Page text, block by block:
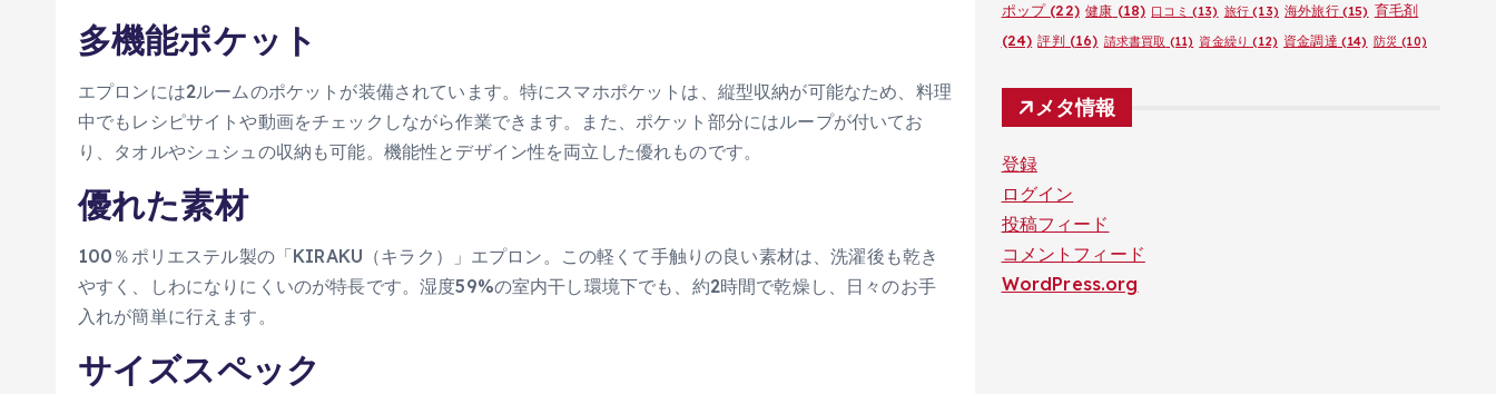
多機能ポケット
エプロンには2ルームのポケットが装備されています。特にスマホポケットは、縦型収納が可能なため、料理
中でもレシピサイトや動画をチェックしながら作業できます。また、ポケット部分にはループが付いてお
り、タオルやシュシュの収納も可能。機能性とデザイン性を両立した優れものです。
優れた素材
100％ポリエステル製の「KIRAKU（キラク）」エプロン。この軽くて手触りの良い素材は、洗濯後も乾き
やすく、しわになりにくいのが特長です。湿度59%の室内干し環境下でも、約2時間で乾燥し、日々のお手
入れが簡単に行えます。
サイズスペック
ポップ(22) 健康 (18) 口コミ (13) 旅行 (13) 海外旅行(15) 育毛剤
(24) 評判 (16) 請求書買取 (11) 資金繰り (12) 資金調達 (14) 防災 (10)
メタ情報
登録
ログイン
投稿フィード
コメントフィード
WordPress.org